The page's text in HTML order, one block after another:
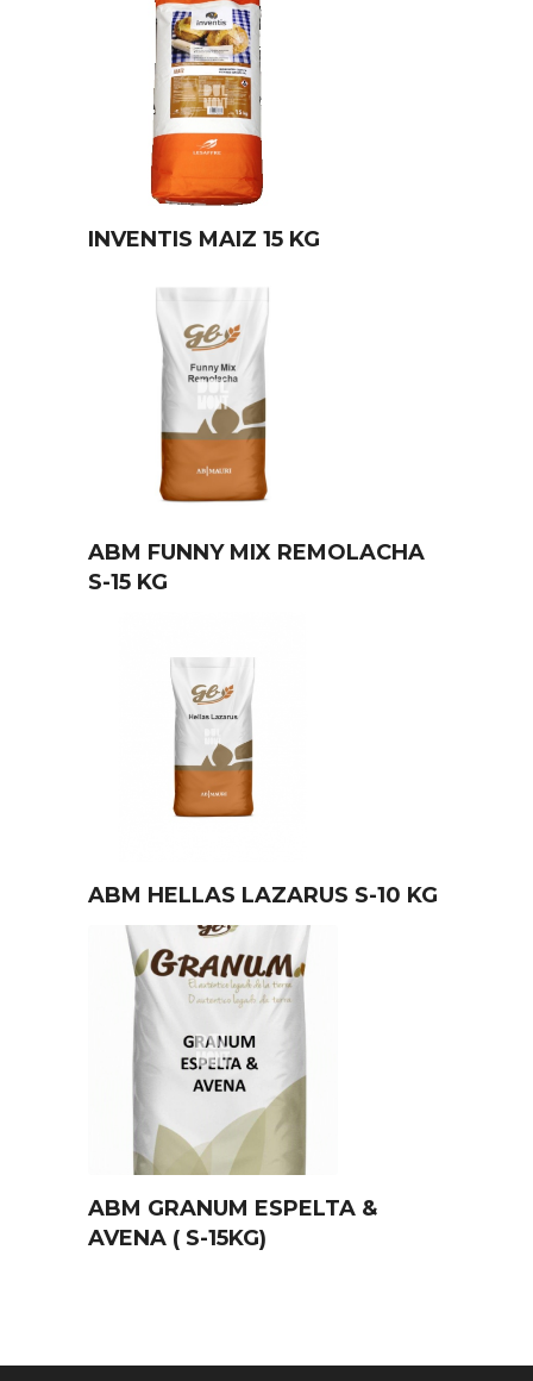
INVENTIS MAIZ 15 KG
ABM FUNNY MIX REMOLACHA
S-15 KG
ABM HELLAS LAZARUS S-10 KG
ABM GRANUM ESPELTA &
AVENA ( S-15KG)